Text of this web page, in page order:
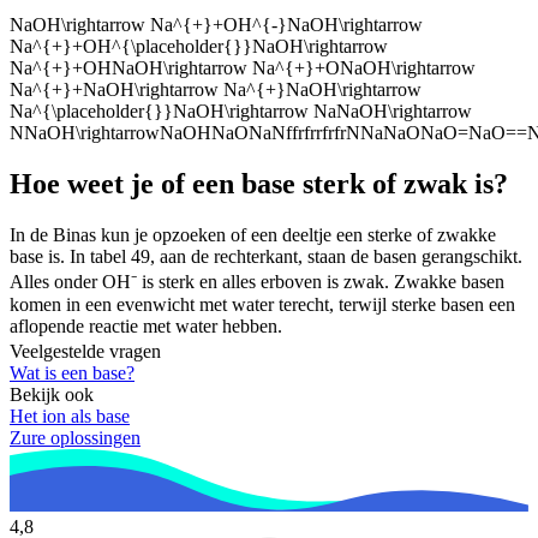
NaOH\rightarrow Na^{+}+OH^{-}NaOH\rightarrow
Na^{+}+OH^{\placeholder{}}NaOH\rightarrow
Na^{+}+OHNaOH\rightarrow Na^{+}+ONaOH\rightarrow
Na^{+}+NaOH\rightarrow Na^{+}NaOH\rightarrow
Na^{\placeholder{}}NaOH\rightarrow NaNaOH\rightarrow
Hoe weet je of een base sterk of zwak is?
In de Binas kun je opzoeken of een deeltje een sterke of zwakke
base is. In tabel 49, aan de rechterkant, staan de basen gerangschikt.
Alles onder OH⁻ is sterk en alles erboven is zwak. Zwakke basen
komen in een evenwicht met water terecht, terwijl sterke basen een
aflopende reactie met water hebben.
Veelgestelde vragen
Wat is een base?
Bekijk ook
Het ion als base
Zure oplossingen
4,8